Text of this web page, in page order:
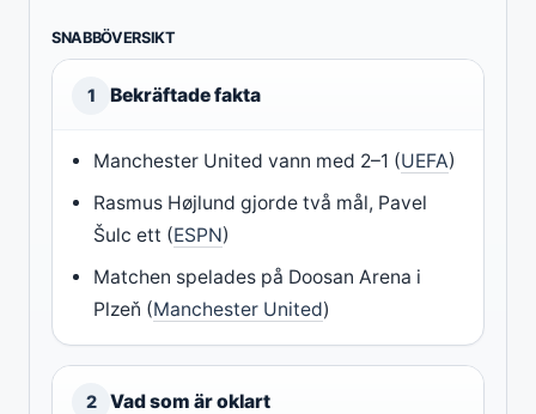
SNABBÖVERSIKT
1 Bekräftade fakta
Manchester United vann med 2–1 (UEFA)
Rasmus Højlund gjorde två mål, Pavel
Šulc ett (ESPN)
Matchen spelades på Doosan Arena i
Plzeň (Manchester United)
2 Vad som är oklart